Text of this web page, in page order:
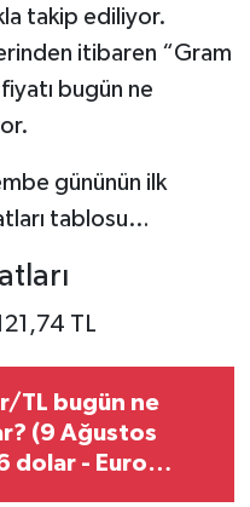
takip ediliyor.
itibaren “Gram
bugün ne
gününün ilk
tablosu…
TL
TL bugün ne
(9 Ağustos
dolar - Euro